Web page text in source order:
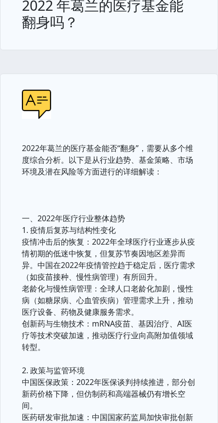
2022 年葛兰的医疗基金能
翻身吗？
2022年葛兰的医疗基金能否“翻身”，需要从多个维
度综合分析。以下是从行业趋势、基金策略、市场
环境及潜在风险等方面进行的详细解读：
一、2022年医疗行业整体趋势
1. 疫情后复苏与结构性变化
疫情冲击后的恢复：2022年全球医疗行业逐步从疫
情初期的低迷中恢复，但复苏节奏因地区差异而
异。中国在2022年疫情管控趋于稳定后，医疗需求
（如疫苗接种、慢性病管理）有所回升。
老龄化与慢性病管理：全球人口老龄化加剧，慢性
病（如糖尿病、心血管疾病）管理需求上升，推动
医疗设备、药物及健康服务需求。
创新药与生物技术：mRNA疫苗、基因治疗、AI医
疗等技术突破加速，推动医疗行业向高附加值领域
转型。
2. 政策与监管环境
中国医保政策：2022年医保谈判持续推进，部分创
新药价格下降，但仿制药和高端器械仍有增长空
间。
医药研发审批加速：中国国家药监局加快审批创新